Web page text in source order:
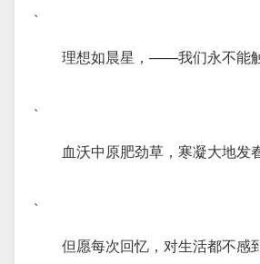
、
理想如晨星，——我们永不能
、
血沃中原肥劲草，寒凝大地
、
但愿每次回忆，对生活都不感